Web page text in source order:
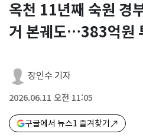
옥천 11년째 숙원 경
거 본궤도…383억원
장인수 기자
2026.06.11 오전 11:05
구글에서 뉴스1 즐겨찾기